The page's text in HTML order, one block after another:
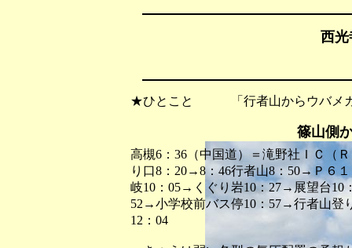
西光
★ひとこと 「行者山からウバメガ
篠山側
高槻6：36（中国道）＝滝野社ＩＣ（
り口8：20→8：46行者山8：50→Ｐ６
岐10：05→くぐり岩10：27→展望台10
52→小学校前バス停10：57→行者山登
12：04